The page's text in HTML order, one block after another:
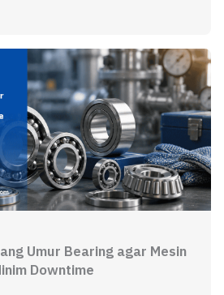
Umur Bearing agar Mesin
Downtime